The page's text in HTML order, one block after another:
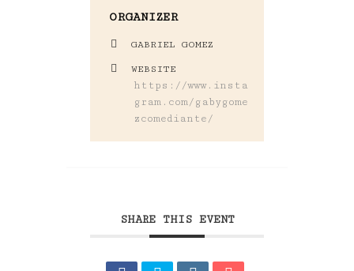
ORGANIZER
GABRIEL GOMEZ
WEBSITE
https://www.insta
gram.com/gabygome
zcomediante/
SHARE THIS EVENT